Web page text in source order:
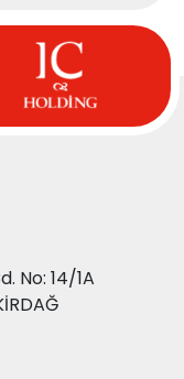
No: 14/1A